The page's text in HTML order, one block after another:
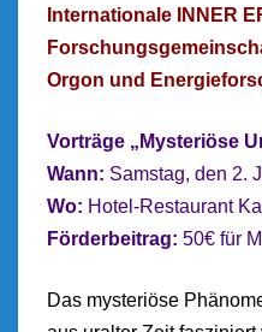
Internationale INNER
Orgon und
Vorträge „Mysteriöse
Wann: Samstag, den 2.
Wo: Hotel-Restaurant
Förderbeitrag: 50€ für
Das mysteriöse